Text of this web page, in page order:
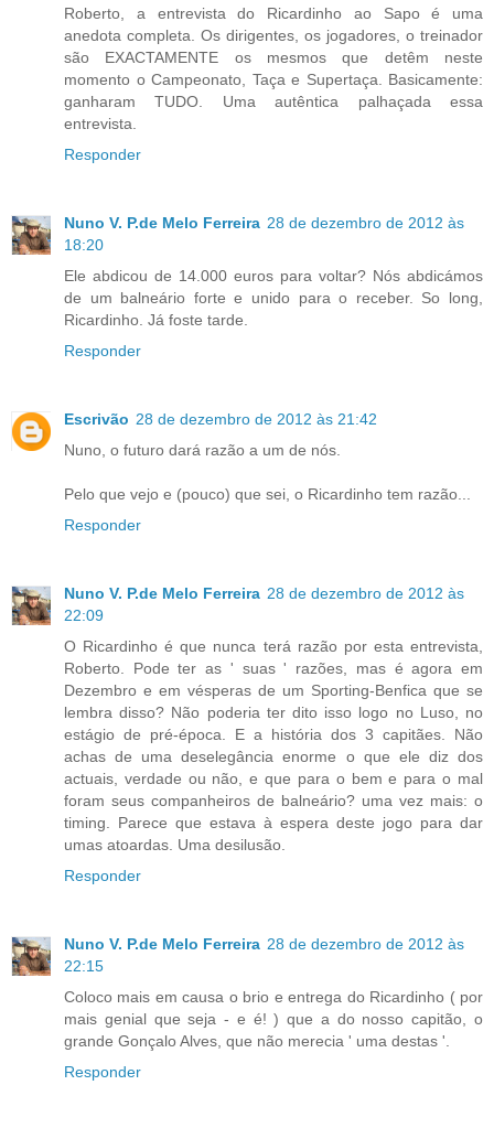
Roberto, a entrevista do Ricardinho ao Sapo é uma
anedota completa. Os dirigentes, os jogadores, o treinador
são EXACTAMENTE os mesmos que detêm neste
momento o Campeonato, Taça e Supertaça. Basicamente:
ganharam TUDO. Uma autêntica palhaçada essa
entrevista.
Responder
Nuno V. P.de Melo Ferreira 28 de dezembro de 2012 às
18:20
Ele abdicou de 14.000 euros para voltar? Nós abdicámos
de um balneário forte e unido para o receber. So long,
Ricardinho. Já foste tarde.
Responder
Escrivão 28 de dezembro de 2012 às 21:42
Nuno, o futuro dará razão a um de nós.
Pelo que vejo e (pouco) que sei, o Ricardinho tem razão...
Responder
Nuno V. P.de Melo Ferreira 28 de dezembro de 2012 às
22:09
O Ricardinho é que nunca terá razão por esta entrevista,
Roberto. Pode ter as ' suas ' razões, mas é agora em
Dezembro e em vésperas de um Sporting-Benfica que se
lembra disso? Não poderia ter dito isso logo no Luso, no
estágio de pré-época. E a história dos 3 capitães. Não
achas de uma deselegância enorme o que ele diz dos
actuais, verdade ou não, e que para o bem e para o mal
foram seus companheiros de balneário? uma vez mais: o
timing. Parece que estava à espera deste jogo para dar
umas atoardas. Uma desilusão.
Responder
Nuno V. P.de Melo Ferreira 28 de dezembro de 2012 às
22:15
Coloco mais em causa o brio e entrega do Ricardinho ( por
mais genial que seja - e é! ) que a do nosso capitão, o
grande Gonçalo Alves, que não merecia ' uma destas '.
Responder